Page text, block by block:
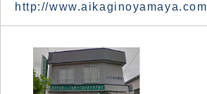
http://www.aikaginoyamaya.com